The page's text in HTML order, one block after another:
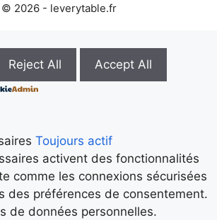
© 2026 - leverytable.fr
Reject All
Accept All
Toujours actif
activent des fonctionnalités
comme les connexions sécurisées
des préférences de consentement.
de données personnelles.